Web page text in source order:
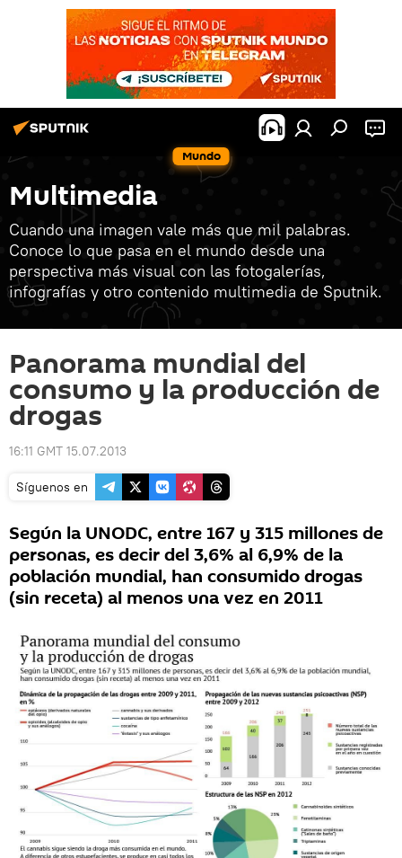
Mundo
Multimedia
Cuando una imagen vale más que mil palabras.
Conoce lo que pasa en el mundo desde una
perspectiva más visual con las fotogalerías,
infografías y otro contenido multimedia de Sputnik.
Panorama mundial del
consumo y la producción de
drogas
16:11 GMT 15.07.2013
Síguenos en
Según la UNODC, entre 167 y 315 millones de
personas, es decir del 3,6% al 6,9% de la
población mundial, han consumido drogas
(sin receta) al menos una vez en 2011